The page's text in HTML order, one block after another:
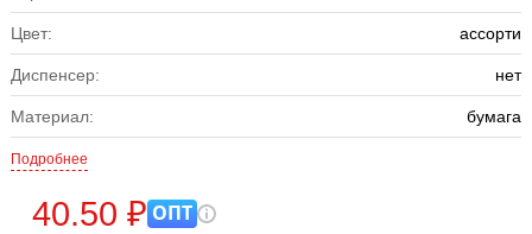
Цвет: ассорти
Диспенсер: нет
Материал: бумага
Подробнее
40.50 ₽ ОПТ